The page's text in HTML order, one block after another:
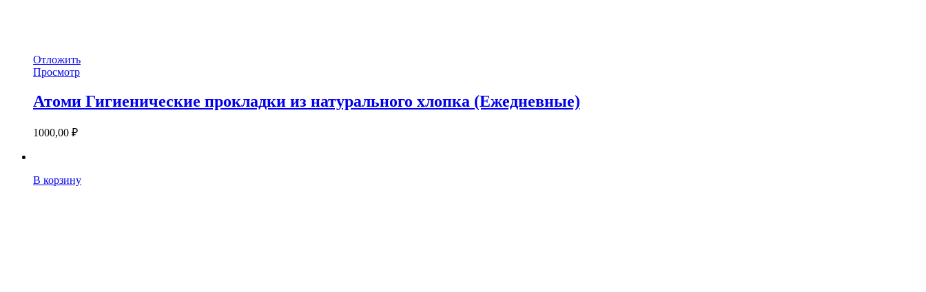
Отложить
Просмотр
Атоми Гигиенические прокладки из натурального хлопка (Ежедневные)
1000,00 ₽
В корзину